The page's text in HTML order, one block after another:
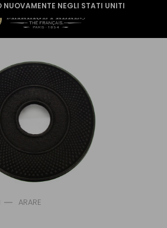
NUOVAMENTE NEGLI STATI UNITI
ARARE